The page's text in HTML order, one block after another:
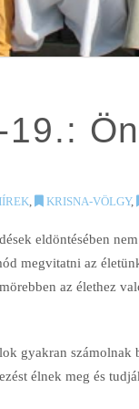
, KRISNA-VÖLGY,
eldöntésében
megvitatni az
az élethez
gyakran
élnek meg és